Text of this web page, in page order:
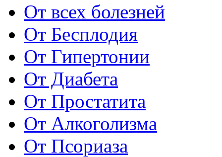
От всех болезней
От Бесплодия
От Гипертонии
От Диабета
От Простатита
От Алкоголизма
От Псориаза